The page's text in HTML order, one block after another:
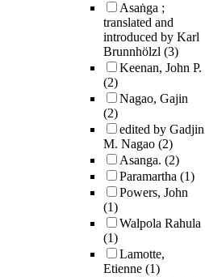
Asaṅga ;
translated and
introduced by Karl
Brunnhölzl (3)
Keenan, John P.
(2)
Nagao, Gajin
(2)
edited by Gadjin
M. Nagao (2)
Asanga. (2)
Paramartha (1)
Powers, John
(1)
Walpola Rahula
(1)
Lamotte,
Etienne (1)